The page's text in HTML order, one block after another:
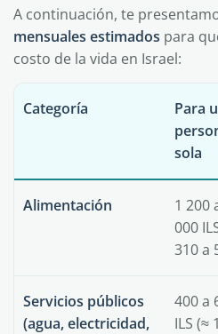
A continuación, te
mensuales estimados para
costo de la vida en Israel:
Categoría
Para
sola
Alimentación
1 200
000
310 a
Servicios públicos
(agua, electricidad,
400 a
ILS (≈